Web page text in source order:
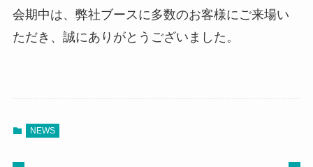
会期中は、弊社ブースに多数のお客様にご来場い
ただき、誠にありがとうございました。
NEWS